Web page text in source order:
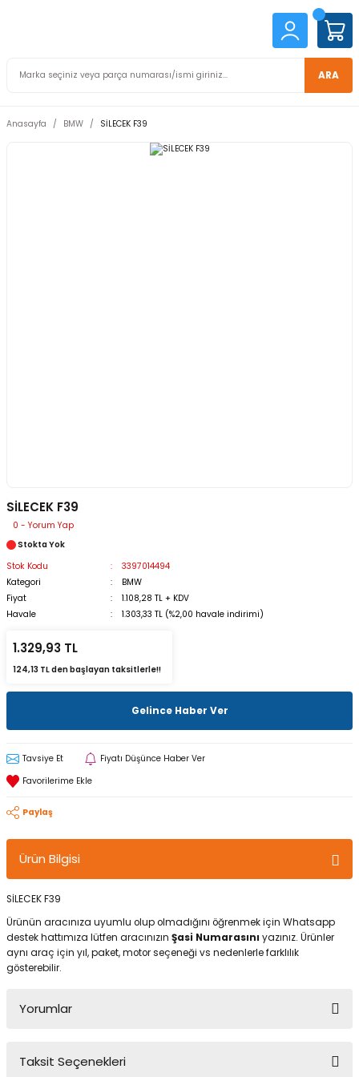
ARA
Anasayfa BMW SİLECEK F39
SİLECEK F39
0 - Yorum Yap
Stokta Yok
Stok Kodu
3397014494
Kategori
BMW
Fiyat
1.108,28 TL + KDV
Havale
1.303,33 TL (%2,00 havale indirimi)
1.329,93 TL
124,13 TL den başlayan taksitlerle!!
Gelince Haber Ver
Tavsiye Et Fiyatı Düşünce Haber Ver
Paylaş
Ürün Bilgisi
SİLECEK F39
Ürünün aracınıza uyumlu olup olmadığını öğrenmek için Whatsapp
destek hattımıza lütfen aracınızın Şasi Numarasını yazınız. Ürünler
aynı araç için yıl, paket, motor seçeneği vs nedenlerle farklılık
gösterebilir.
Yorumlar
Taksit Seçenekleri